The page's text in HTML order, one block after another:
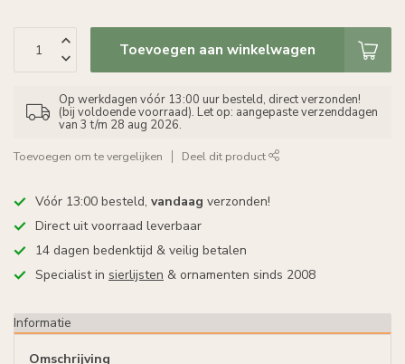
Toevoegen aan winkelwagen
Op werkdagen vóór 13:00 uur besteld, direct verzonden!
(bij voldoende voorraad). Let op: aangepaste verzenddagen
van 3 t/m 28 aug 2026.
Toevoegen om te vergelijken Deel dit product
Vóór 13:00 besteld, vandaag verzonden!
Direct uit voorraad leverbaar
14 dagen bedenktijd & veilig betalen
Specialist in sierlijsten & ornamenten sinds 2008
Informatie
Omschrijving